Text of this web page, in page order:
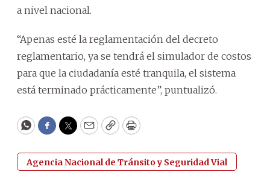
a nivel nacional.
“Apenas esté la reglamentación del decreto
reglamentario, ya se tendrá el simulador de costos
para que la ciudadanía esté tranquila, el sistema
está terminado prácticamente”, puntualizó.
WhatsApp
Facebook
Twitter
EmailCopyPrint
Agencia Nacional de Tránsito y Seguridad Vial